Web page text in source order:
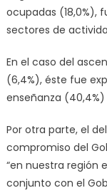
ocupadas (18,0%),
sectores de
En el caso del
(6,4%), éste fue
enseñanza
Por otra parte, el
compromiso del
“en nuestra región
conjunto con el